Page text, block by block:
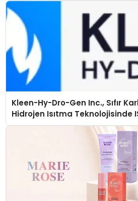
Kleen-Hy-Dro-Gen Inc., Sıfır
Hidrojen Isıtma Teknolojisinde
Düzenleyici Onaylarını Aldı